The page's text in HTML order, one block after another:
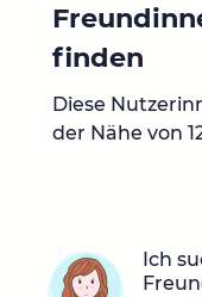
finden
Diese
der Nähe von
Ich